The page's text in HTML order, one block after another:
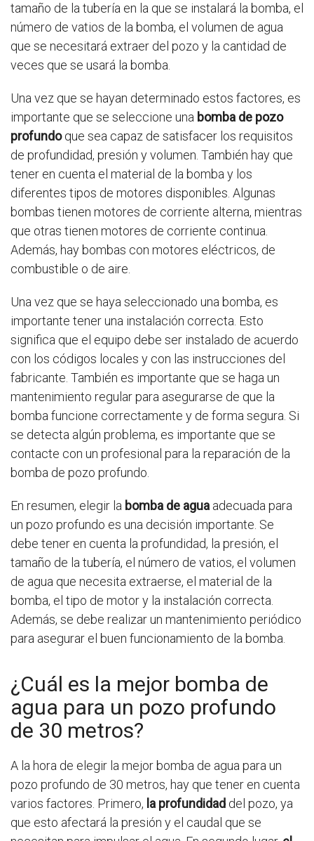
tamaño de la tubería en la que se instalará la bomba, el
número de vatios de la bomba, el volumen de agua
que se necesitará extraer del pozo y la cantidad de
veces que se usará la bomba.
Una vez que se hayan determinado estos factores, es
importante que se seleccione una bomba de pozo
profundoque sea capaz de satisfacer los requisitos
de profundidad, presión y volumen. También hay que
tener en cuenta el material de la bomba y los
diferentes tipos de motores disponibles. Algunas
bombas tienen motores de corriente alterna, mientras
que otras tienen motores de corriente continua.
Además, hay bombas con motores eléctricos, de
combustible o de aire.
Una vez que se haya seleccionado una bomba, es
importante tener una instalación correcta. Esto
significa que el equipo debe ser instalado de acuerdo
con los códigos locales y con las instrucciones del
fabricante. También es importante que se haga un
mantenimiento regular para asegurarse de que la
bomba funcione correctamente y de forma segura. Si
se detecta algún problema, es importante que se
contacte con un profesional para la reparación de la
bomba de pozo profundo.
En resumen, elegir la bomba de agua adecuada para
un pozo profundo es una decisión importante. Se
debe tener en cuenta la profundidad, la presión, el
tamaño de la tubería, el número de vatios, el volumen
de agua que necesita extraerse, el material de la
bomba, el tipo de motor y la instalación correcta.
Además, se debe realizar un mantenimiento periódico
para asegurar el buen funcionamiento de la bomba.
¿Cuál es la mejor bomba de
agua para un pozo profundo
de 30 metros?
A la hora de elegir la mejor bomba de agua para un
pozo profundo de 30 metros, hay que tener en cuenta
varios factores. Primero, la profundidad del pozo, ya
que esto afectará la presión y el caudal que se